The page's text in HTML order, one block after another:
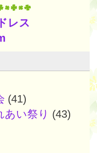
レス
(41)
い祭り (43)